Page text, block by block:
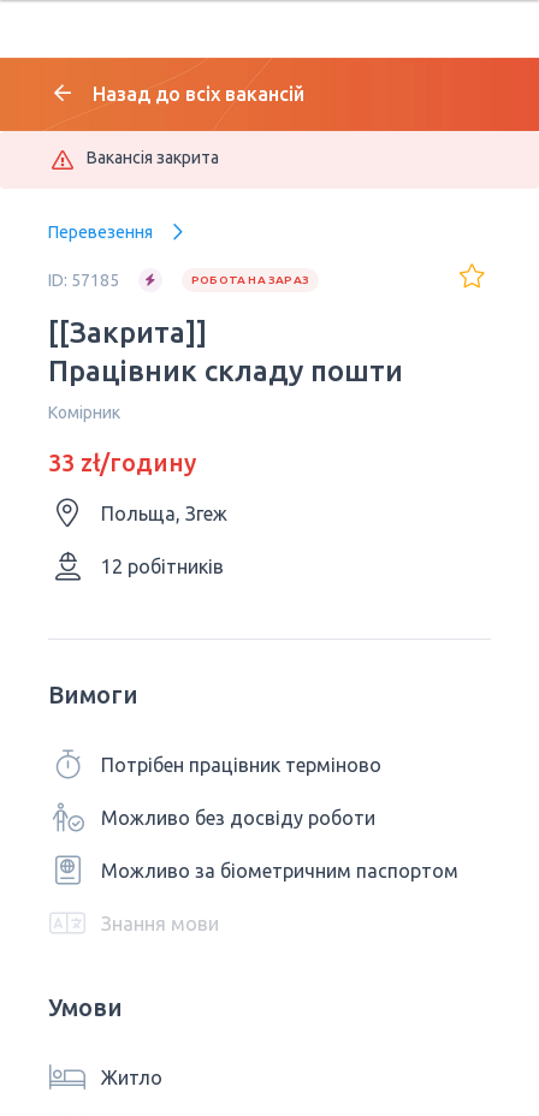
Назад до всіх вакансій
Вакансія закрита
Перевезення
ID: 57185 РОБОТА НА ЗАРАЗ
[[Закрита]]
Працівник складу пошти
Комірник
33 zł/годину
Польща, Згеж
12 робітників
Вимоги
Потрібен працівник терміново
Можливо без досвіду роботи
Можливо за біометричним паспортом
Знання мови
Умови
Житло